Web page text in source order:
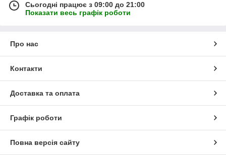
Сьогодні працює з 09:00 до 21:00
Показати весь графік роботи
Про нас
Контакти
Доставка та оплата
Графік роботи
Повна версія сайту